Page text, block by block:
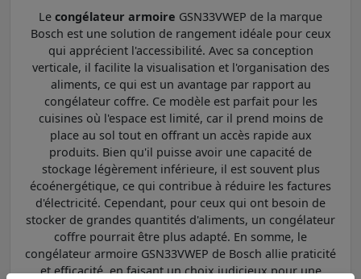
Le congélateur armoire GSN33VWEP de la marque
Bosch est une solution de rangement idéale pour ceux
qui apprécient l'accessibilité. Avec sa conception
verticale, il facilite la visualisation et l'organisation des
aliments, ce qui est un avantage par rapport au
congélateur coffre. Ce modèle est parfait pour les
cuisines où l'espace est limité, car il prend moins de
place au sol tout en offrant un accès rapide aux
produits. Bien qu'il puisse avoir une capacité de
stockage légèrement inférieure, il est souvent plus
écoénergétique, ce qui contribue à réduire les factures
d'électricité. Cependant, pour ceux qui ont besoin de
stocker de grandes quantités d'aliments, un congélateur
coffre pourrait être plus adapté. En somme, le
congélateur armoire GSN33VWEP de Bosch allie praticité
et efficacité, en faisant un choix judicieux pour une